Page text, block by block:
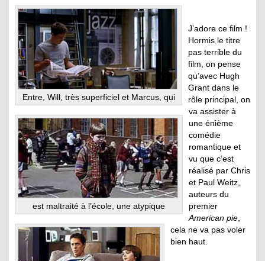
Entre, Will, très superficiel et Marcus, qui
est maltraité à l’école, une atypique
J’adore ce film !
Hormis le titre
pas terrible du
film, on pense
qu’avec Hugh
Grant dans le
rôle principal, on
va assister à
une énième
comédie
romantique et
vu que c’est
réalisé par Chris
et Paul Weitz,
auteurs du
premier
American pie
cela ne va pas voler
bien haut.